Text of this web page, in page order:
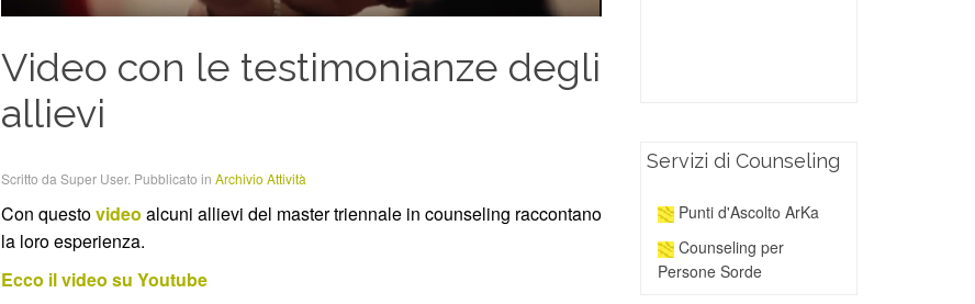
Video con le testimonianze degli
allievi
Scritto da Super User. Pubblicato in Archivio Attività
Con questovideo alcuni allievi del master triennale in counseling raccontano
la loro esperienza.
Ecco il video su Youtube
Servizi di Counseling
Punti d'Ascolto ArKa
Counseling per
Persone Sorde